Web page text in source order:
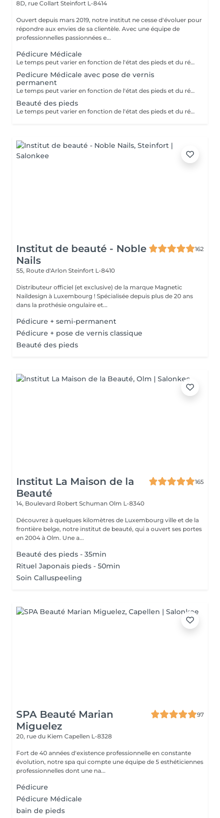
8D, rue Collart Steinfort L-8414
Ouvert depuis mars 2019, notre institut ne cesse d'évoluer pour
répondre aux envies de sa clientèle. Avec une équipe de
professionnelles passionnées e...
Pédicure Médicale
Le temps peut varier en fonction de l'état des pieds et du résultat souhaité
Pedicure Médicale avec pose de vernis
permanent
Le temps peut varier en fonction de l'état des pieds et du résultat souhaité
Beauté des pieds
Le temps peut varier en fonction de l'état des pieds et du résultat souhaité
Institut de beauté - Noble
Nails
162
55, Route d'Arlon Steinfort L-8410
Distributeur officiel (et exclusive) de la marque Magnetic
Naildesign à Luxembourg ! Spécialisée depuis plus de 20 ans
dans la prothésie ongulaire et...
Pédicure + semi-permanent
Pédicure + pose de vernis classique
Beauté des pieds
Institut La Maison de la
Beauté
165
14, Boulevard Robert Schuman Olm L-8340
Découvrez à quelques kilomètres de Luxembourg ville et de la
frontière belge, notre institut de beauté, qui a ouvert ses portes
en 2004 à Olm. Une a...
Beauté des pieds - 35min
Rituel Japonais pieds - 50min
Soin Calluspeeling
SPA Beauté Marian
Miguelez
97
20, rue du Kiem Capellen L-8328
Fort de 40 années d'existence professionnelle en constante
évolution, notre spa qui compte une équipe de 5 esthéticiennes
professionnelles dont une na...
Pédicure
Pédicure Médicale
bain de pieds